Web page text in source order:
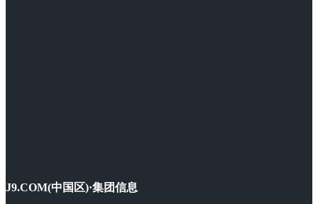
J9.COM(中国区)·集团信息